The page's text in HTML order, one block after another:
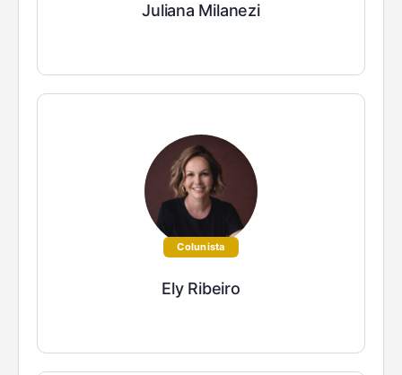
Juliana Milanezi
Colunista
Ely Ribeiro